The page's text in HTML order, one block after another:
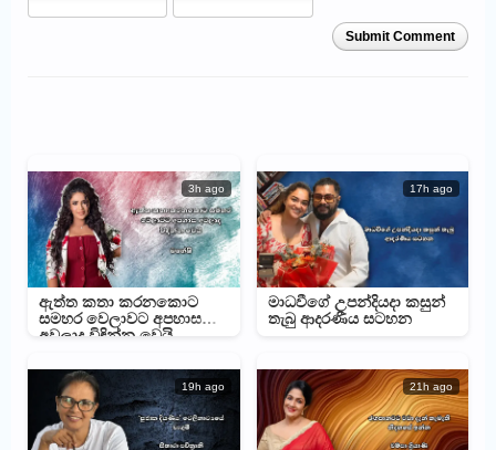
Submit Comment
3h ago
ඇත්ත කතා කරනකොට
සමහර වෙලාවට අපහාස
අවලාද විඳින්න වෙයි –
17h ago
මාධවීගේ උපන්දියදා කසුන්
තැබු ආදරණීය සටහන
19h ago 21h ago